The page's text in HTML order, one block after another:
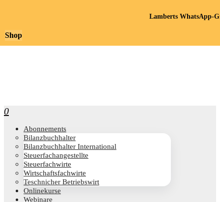
0
Abon­ne­ments
Bilanz­buch­hal­ter
Bilanz­buch­hal­ter International
Steu­er­fach­an­ge­stell­te
Steu­er­fach­wir­te
Wirt­schafts­fach­wir­te
Teschni­cher Betriebswirt
Online­kur­se
Web­i­na­re
Shop
Lamberts WhatsApp-